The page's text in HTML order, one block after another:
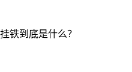
铁到底是什么？